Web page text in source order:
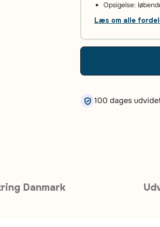
Opsigelse:
Læs om alle
100 dages
Danmark